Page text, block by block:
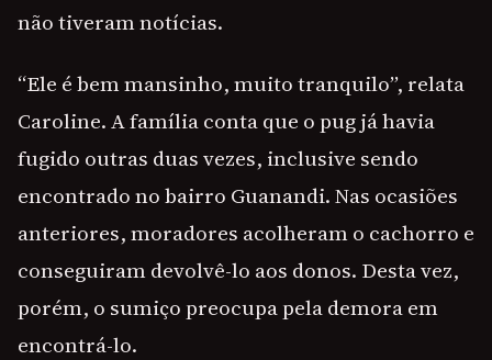
não tiveram notícias.
“Ele é bem mansinho, muito tranquilo”, relata
Caroline. A família conta que o pug já havia
fugido outras duas vezes, inclusive sendo
encontrado no bairro Guanandi. Nas ocasiões
anteriores, moradores acolheram o cachorro e
conseguiram devolvê-lo aos donos. Desta vez,
porém, o sumiço preocupa pela demora em
encontrá-lo.